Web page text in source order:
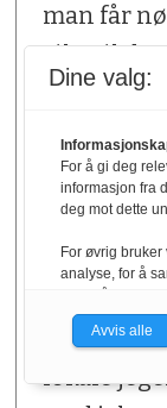
man får
sikt vil
landbruk i
Det er
opplyser
lokale
Dine valg:
For å gi deg
informasjon fra
deg mot dette
For øvrig
analyse, for å
du få relevante
nettverket
Avvis alle